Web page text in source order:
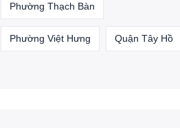
Phường Thạch Bàn
Phường Việt Hưng Quận Tây Hồ